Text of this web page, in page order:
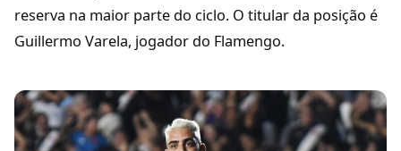
reserva na maior parte do ciclo. O titular da posição é
Guillermo Varela, jogador do Flamengo.